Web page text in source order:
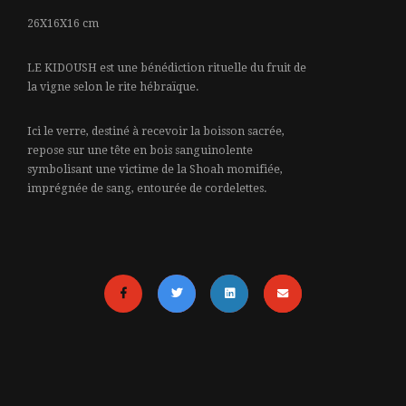
26X16X16 cm
LE KIDOUSH est une bénédiction rituelle du fruit de
la vigne selon le rite hébraïque.
Ici le verre, destiné à recevoir la boisson sacrée,
repose sur une tête en bois sanguinolente
symbolisant une victime de la Shoah momifiée,
imprégnée de sang, entourée de cordelettes.